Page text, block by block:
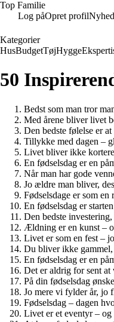
Top Familie
Log påOpret profil
Kategorier
HusBudgetTøjHygge
50
Bedst som man tror
Med årene bliver livet
Den bedste følelse er
Tillykke med dagen –
Livet bliver ikke
En fødselsdag er en
Når man har gode
Jo ældre man bliver,
Fødselsdage er som
En fødselsdag er
Den bedste
Ældning er en kunst –
Livet er som en fest –
Du bliver ikke
En fødselsdag er en
Det er aldrig for sent
På din fødselsdag
Jo mere vi fylder år, jo
Fødselsdag – dagen
Livet er et eventyr – og